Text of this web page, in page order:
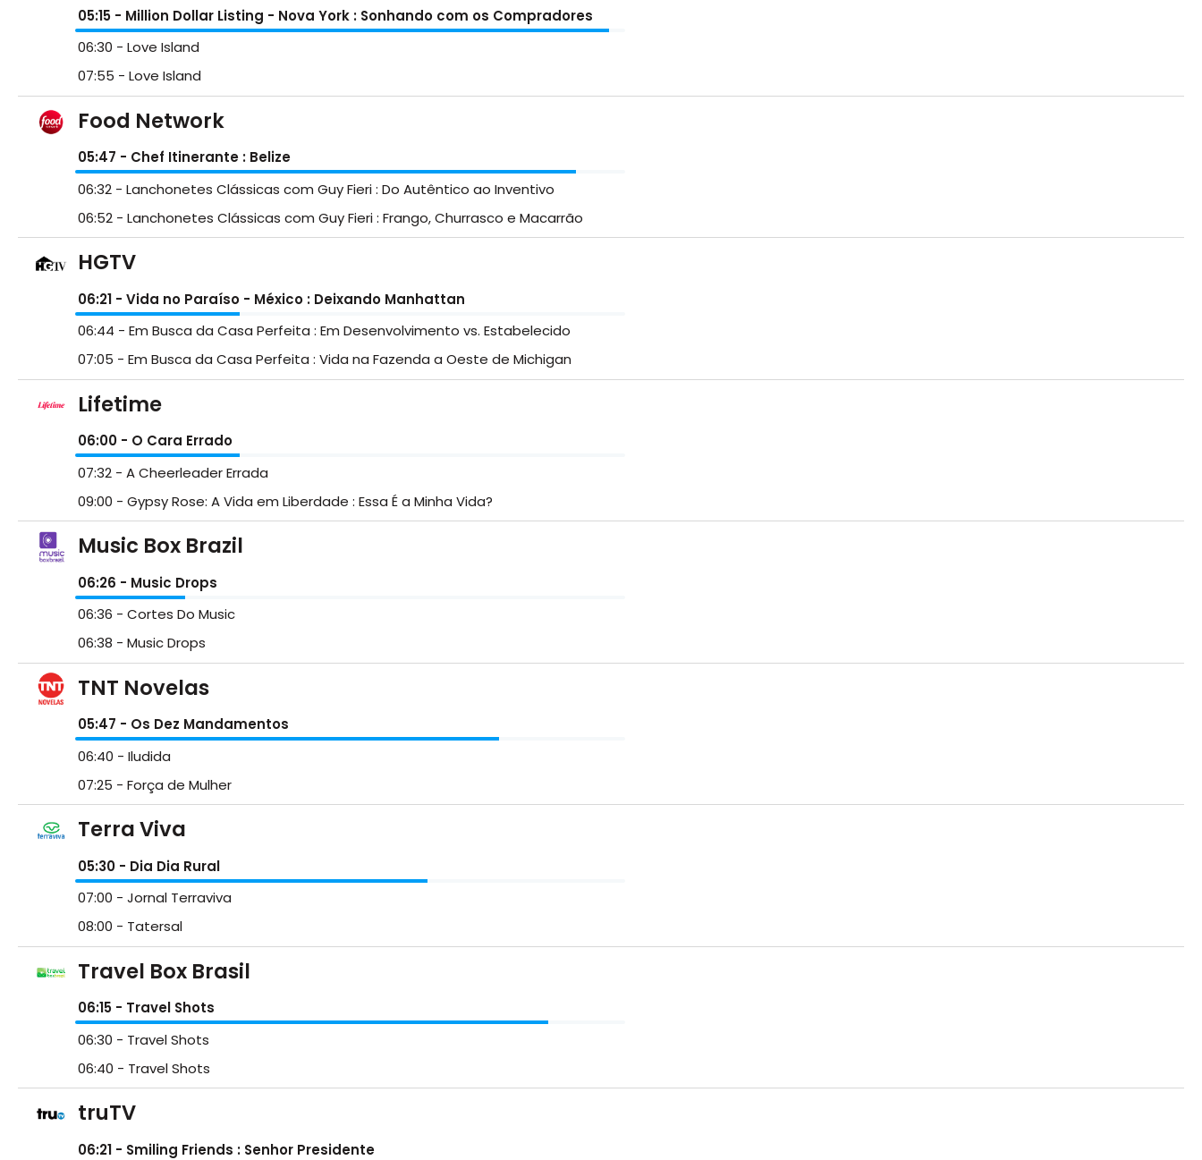
05:15 - Million Dollar Listing - Nova York : Sonhando com os Compradores
06:30 - Love Island
07:55 - Love Island
Food Network
05:47 - Chef Itinerante : Belize
06:32 - Lanchonetes Clássicas com Guy Fieri : Do Autêntico ao Inventivo
06:52 - Lanchonetes Clássicas com Guy Fieri : Frango, Churrasco e Macarrão
HGTV
06:21 - Vida no Paraíso - México : Deixando Manhattan
06:44 - Em Busca da Casa Perfeita : Em Desenvolvimento vs. Estabelecido
07:05 - Em Busca da Casa Perfeita : Vida na Fazenda a Oeste de Michigan
Lifetime
06:00 - O Cara Errado
07:32 - A Cheerleader Errada
09:00 - Gypsy Rose: A Vida em Liberdade : Essa É a Minha Vida?
Music Box Brazil
06:26 - Music Drops
06:36 - Cortes Do Music
06:38 - Music Drops
TNT Novelas
05:47 - Os Dez Mandamentos
06:40 - Iludida
07:25 - Força de Mulher
Terra Viva
05:30 - Dia Dia Rural
07:00 - Jornal Terraviva
08:00 - Tatersal
Travel Box Brasil
06:15 - Travel Shots
06:30 - Travel Shots
06:40 - Travel Shots
truTV
06:21 - Smiling Friends : Senhor Presidente